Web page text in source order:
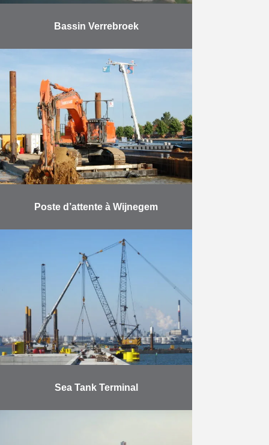
Bassin Verrebroek
Afin d’étendre les possibilités
d’amarrage, le bassin Verrebroek
dans le port d’Anvers a été allongé.
On y a construit un mur de quai
conçu en …
En savoir plus
Poste d’attente à Wijnegem
Le projet portait sur l’élargissement
du canal Albert. Les travaux
englobaient : la construction sur la
berge gauche d’un nouveau mur de
quai (profondeur de …
En savoir plus
Sea Tank Terminal
postes d’amarrage dans le 6e